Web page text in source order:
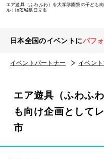
エア遊具（ふわふわ）を大学学園祭の子ども
ル！in茨城県日立市
日本全国のイベントにパフ
イベントパートナー イベン
エア遊具（ふわふ
も向け企画として
市